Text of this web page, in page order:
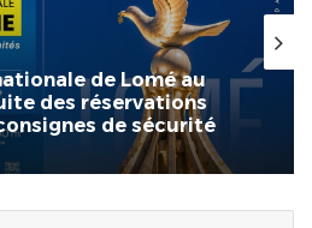
de Lomé au
des réservations
de sécurité